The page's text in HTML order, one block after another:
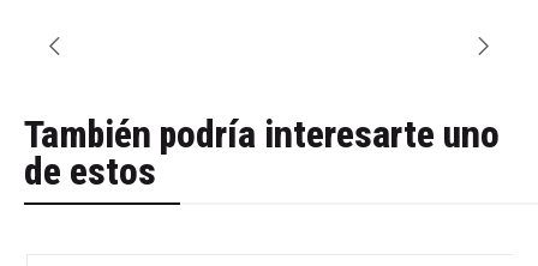
También podría interesarte uno
de estos